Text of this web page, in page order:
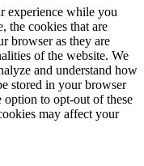
experience while you
the cookies that are
browser as they are
of the website. We
and understand how
stored in your browser
to opt-out of these
may affect your